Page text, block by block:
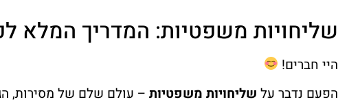
שליחויות משפטיות: המדריך המלא
היי חברים!
הפעם נדבר על שליחויות משפטיות – עולם שלם של מסירות,